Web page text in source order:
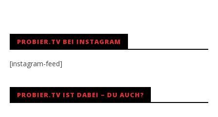
PROBIER.TV BEI INSTAGRAM
[instagram-feed]
PROBIER.TV IST DABEI – DU AUCH?